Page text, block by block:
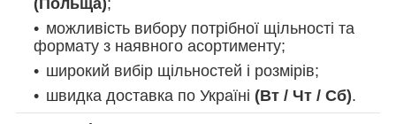
можливість вибору потрібної щільності та
формату з наявного асортименту;
широкий вибір щільностей і розмірів;
швидка доставка по Україні (Вт / Чт / Сб).